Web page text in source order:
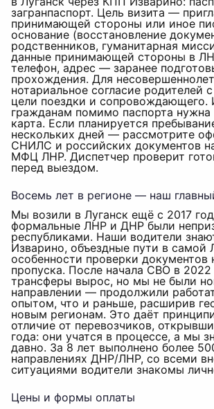
загранпаспорт. Цель визита —
принимающей стороны или иное
основание (восстановление
родственников, гуманитарная
данные принимающей стороны в
телефон, адрес — заранее
прохождения. Для
нотариальное согласие родителей
цели поездки и сопровождающего.
гражданам помимо паспорта нужна
карта. Если планируется
нескольких дней — рассмотрите
СНИЛС и российских документов
МФЦ ЛНР. Диспетчер проверит
перед выездом.
Восемь лет в регионе — наш
Мы возили в Луганск ещё с 2017
формальные ЛНР и ДНР были
республиками. Наши водители
Изварино, объездные пути в самой
особенности проверки документов
пропуска. После начала СВО в 2022
трансферы вырос, но мы не были
направлении — продолжили
опытом, что и раньше, расширив
новым регионам. Это даёт
отличие от перевозчиков,
года: они учатся в процессе, а мы
давно. За 8 лет выполнено более
направлениях ДНР/ЛНР, со всеми
ситуациями водители знакомы
Цены и формы оплаты